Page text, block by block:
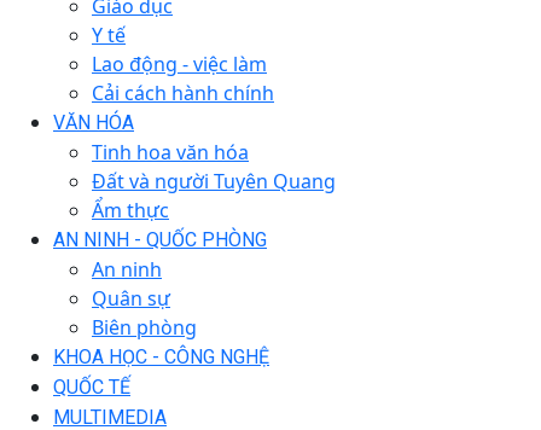
Giáo dục
Y tế
Lao động - việc làm
Cải cách hành chính
VĂN HÓA
Tinh hoa văn hóa
Đất và người Tuyên Quang
Ẩm thực
AN NINH - QUỐC PHÒNG
An ninh
Quân sự
Biên phòng
KHOA HỌC - CÔNG NGHỆ
QUỐC TẾ
MULTIMEDIA